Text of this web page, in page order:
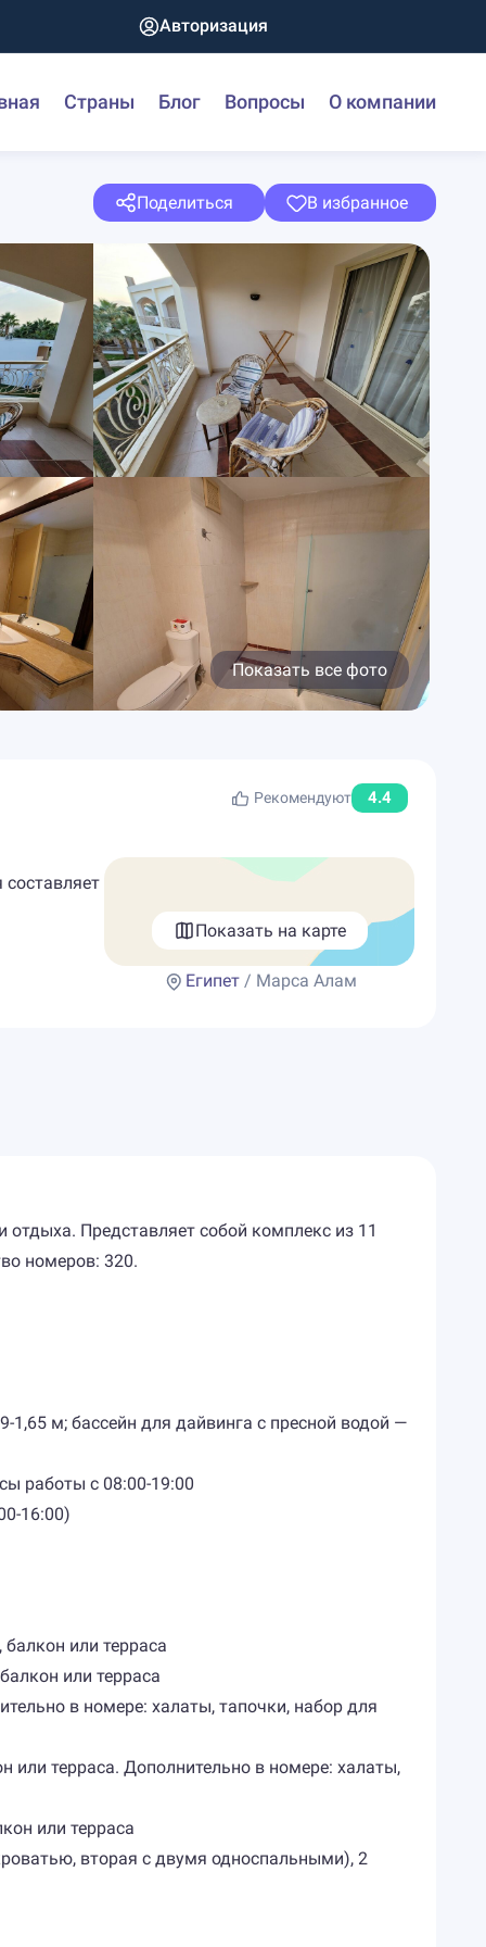
Авторизация
Страны Блог Вопросы О компании
Поделиться В избранное
Показать все фото
Рекомендуют 4.4
Показать на карте
Египет/ Марса Алам
Представляет собой комплекс из 11
номеров: 320.
1,65 м; бассейн для дайвинга с пресной водой —
работы с 08:00-19:00
16:00)
или терраса
или терраса
в номере: халаты, тапочки, набор для
или терраса. Дополнительно в номере: халаты,
или терраса
вторая с двумя односпальными), 2